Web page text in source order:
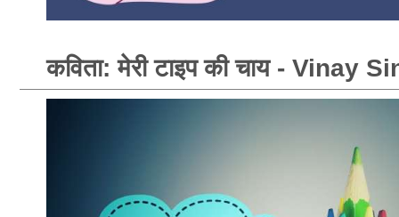
कविता: मेरी टाइप की चाय - Vinay